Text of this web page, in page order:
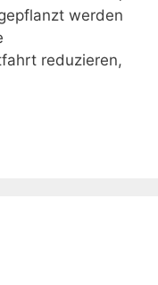
werden
reduzieren,